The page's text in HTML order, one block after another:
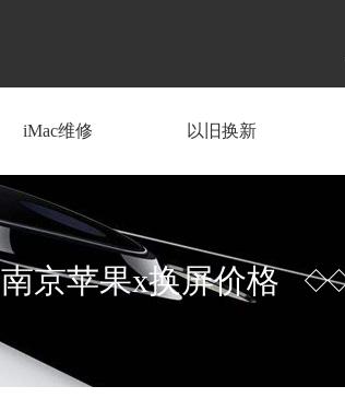
iMac维修 以旧换新
南京苹果x换屏价格